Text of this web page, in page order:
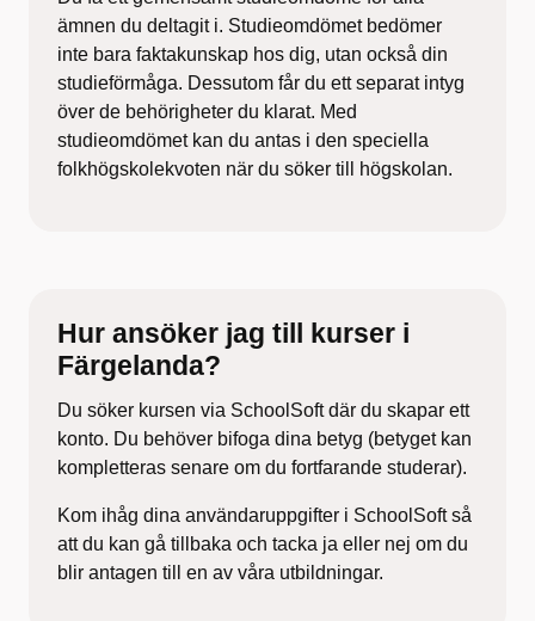
ämnen du deltagit i. Studieomdömet bedömer
inte bara faktakunskap hos dig, utan också din
studieförmåga. Dessutom får du ett separat intyg
över de behörigheter du klarat. Med
studieomdömet kan du antas i den speciella
folkhögskolekvoten när du söker till högskolan.
Hur ansöker jag till kurser i
Färgelanda?
Du söker kursen via SchoolSoft där du skapar ett
konto. Du behöver bifoga dina betyg (betyget kan
kompletteras senare om du fortfarande studerar).
Kom ihåg dina användaruppgifter i SchoolSoft så
att du kan gå tillbaka och tacka ja eller nej om du
blir antagen till en av våra utbildningar.